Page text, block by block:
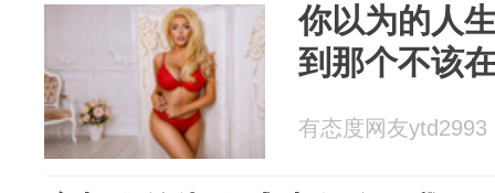
你以为的人
到那个不该
有态度网友ytd2993